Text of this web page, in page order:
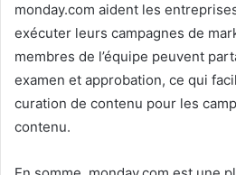
monday.com aident les
exécuter leurs campagnes de
membres de l’équipe peuvent
examen et approbation, ce qui
curation de contenu pour les
contenu.